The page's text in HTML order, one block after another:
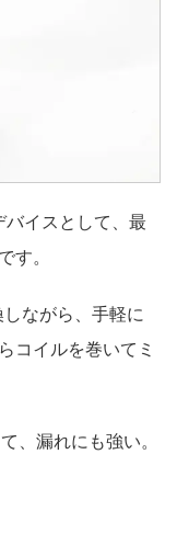
イスとして、最
す。
ながら、手軽に
コイルを巻いてミ
、漏れにも強い。